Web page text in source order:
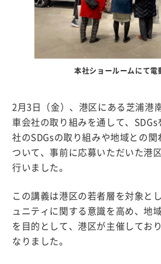
本社ショールームにて電
2月3日（金）、港区にある芝浦港
車会社の取り組みを通して、
社のSDGsの取り組みや地域との関
ついて、事前に応募いただいた港
行いました。
この講義は港区の若者層を対象と
ュニティに関する意識を高め、地
を目的として、港区が主催してお
なりました。